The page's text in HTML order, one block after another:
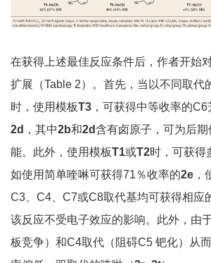
在获得上述最佳反应条件后，作者开始
扩展（Table 2）。首先，当以不同取代
时，使用模板T3 ，可获得中等收率的
2d ，其中2b和2d含有卤原子，可为后
能。此外，使用模板T1或T2时，可获得
如使用简单喹啉可获得71％收率的2e ，
C3、C4、C7或C8取代基均可获得相应
该反应不受电子效应的影响。此外，由
板竞争）和C4取代（阻碍C5 钯化）从